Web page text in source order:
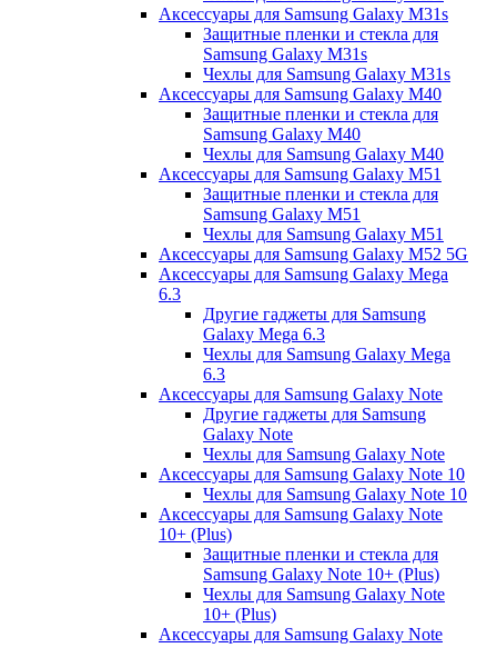
Аксессуары для Samsung Galaxy M31s
Защитные пленки и стекла для
Samsung Galaxy M31s
Чехлы для Samsung Galaxy M31s
Аксессуары для Samsung Galaxy M40
Защитные пленки и стекла для
Samsung Galaxy M40
Чехлы для Samsung Galaxy M40
Аксессуары для Samsung Galaxy M51
Защитные пленки и стекла для
Samsung Galaxy M51
Чехлы для Samsung Galaxy M51
Аксессуары для Samsung Galaxy M52 5G
Аксессуары для Samsung Galaxy Mega
6.3
Другие гаджеты для Samsung
Galaxy Mega 6.3
Чехлы для Samsung Galaxy Mega
6.3
Аксессуары для Samsung Galaxy Note
Другие гаджеты для Samsung
Galaxy Note
Чехлы для Samsung Galaxy Note
Аксессуары для Samsung Galaxy Note 10
Чехлы для Samsung Galaxy Note 10
Аксессуары для Samsung Galaxy Note
10+ (Plus)
Защитные пленки и стекла для
Samsung Galaxy Note 10+ (Plus)
Чехлы для Samsung Galaxy Note
10+ (Plus)
Аксессуары для Samsung Galaxy Note